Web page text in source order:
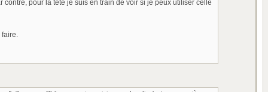
pour la tête je suis en train de voir si je peux utiliser celle
faire.